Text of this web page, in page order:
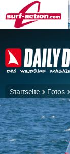
Startseite Fotos